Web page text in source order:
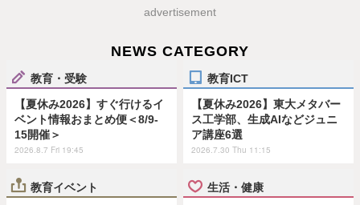
advertisement
NEWS CATEGORY
教育・受験
【夏休み2026】すぐ行けるイ
ベント情報おまとめ便＜8/9-
15開催＞
2026.8.7 Fri 19:45
教育ICT
【夏休み2026】東大メタバー
ス工学部、生成AIなどジュニ
ア講座6選
2026.7.30 Thu 11:15
教育イベント 生活・健康